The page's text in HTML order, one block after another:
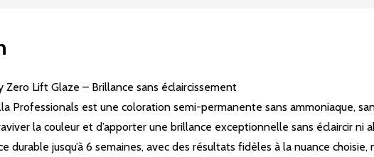
Zero Lift Glaze – Brillance sans éclaircissement
Professionals est une coloration semi-permanente sans ammoniaque,
la couleur et d’apporter une brillance exceptionnelle sans éclaircir ni
durable jusqu’à 6 semaines, avec des résultats fidèles à la nuance